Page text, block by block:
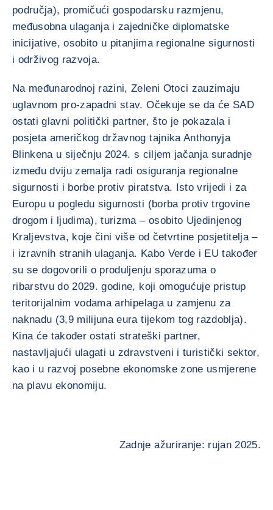
područja), promičući gospodarsku razmjenu,
međusobna ulaganja i zajedničke diplomatske
inicijative, osobito u pitanjima regionalne sigurnosti
i održivog razvoja.
Na međunarodnoj razini, Zeleni Otoci zauzimaju
uglavnom pro-zapadni stav. Očekuje se da će SAD
ostati glavni politički partner, što je pokazala i
posjeta američkog državnog tajnika Anthonyja
Blinkena u siječnju 2024. s ciljem jačanja suradnje
između dviju zemalja radi osiguranja regionalne
sigurnosti i borbe protiv piratstva. Isto vrijedi i za
Europu u pogledu sigurnosti (borba protiv trgovine
drogom i ljudima), turizma – osobito Ujedinjenog
Kraljevstva, koje čini više od četvrtine posjetitelja –
i izravnih stranih ulaganja. Kabo Verde i EU također
su se dogovorili o produljenju sporazuma o
ribarstvu do 2029. godine, koji omogućuje pristup
teritorijalnim vodama arhipelaga u zamjenu za
naknadu (3,9 milijuna eura tijekom tog razdoblja).
Kina će također ostati strateški partner,
nastavljajući ulagati u zdravstveni i turistički sektor,
kao i u razvoj posebne ekonomske zone usmjerene
na plavu ekonomiju.
Zadnje ažuriranje: rujan 2025.